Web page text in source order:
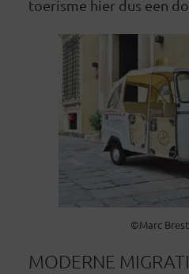
toerisme hier dus een
©Marc
MODERNE